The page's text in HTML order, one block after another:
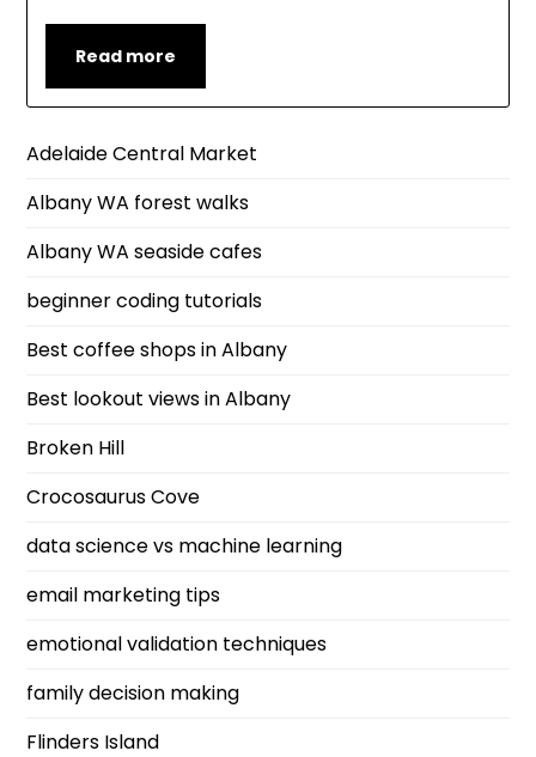
Read more
Adelaide Central Market
Albany WA forest walks
Albany WA seaside cafes
beginner coding tutorials
Best coffee shops in Albany
Best lookout views in Albany
Broken Hill
Crocosaurus Cove
data science vs machine learning
email marketing tips
emotional validation techniques
family decision making
Flinders Island